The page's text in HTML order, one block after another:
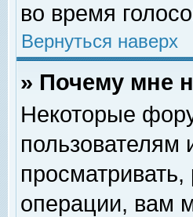
во время
Вернуться наверх
» Почему мне
Некоторые
пользователям
операции, вам